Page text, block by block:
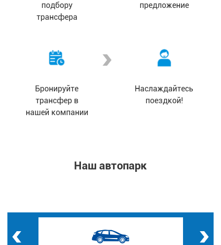
подбору
трансфера
предложение
Бронируйте
трансфер в
нашей компании
Наслаждайтесь
поездкой!
Наш автопарк